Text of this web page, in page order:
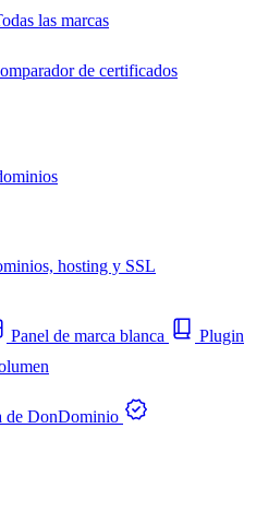
las marcas
de certificados
hosting y SSL
Panel de marca blanca
Plugin
de DonDominio